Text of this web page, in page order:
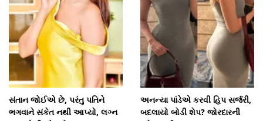
સંતાન જોઈએ છે, પરંતુ પતિને
ભગવાને સંકેત નથી આપ્યો, લગ્ન
અનન્યા પાંડેએ કરવી હિપ સર્જરી,
બદલાયો બોડી શેપ? જોરદારની